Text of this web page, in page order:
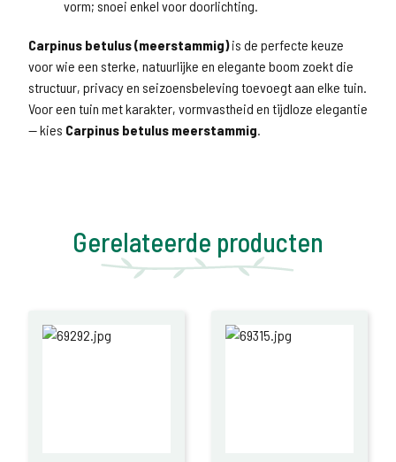
vorm; snoei enkel voor doorlichting.
Carpinus betulus (meerstammig)is de perfecte keuze
voor wie een sterke, natuurlijke en elegante boom zoekt die
structuur, privacy en seizoensbeleving toevoegt aan elke tuin.
Voor een tuin met karakter, vormvastheid en tijdloze elegantie
— kies Carpinus betulus meerstammig.
Gerelateerde producten